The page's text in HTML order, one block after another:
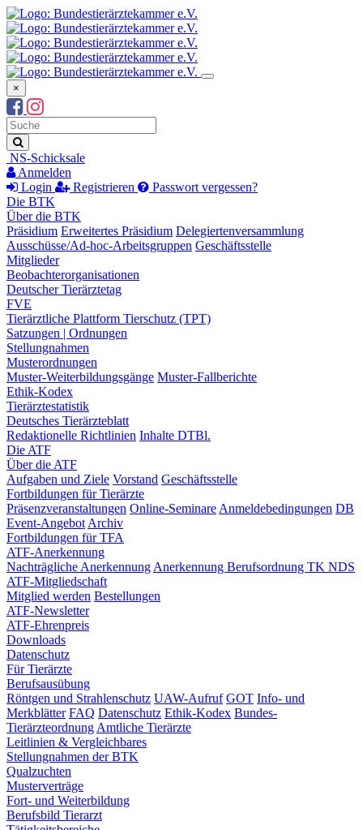
×
Suchbegriff
Suche
NS-Schicksale
Anmelden
Login
Registrieren
Passwort vergessen?
Die BTK
Über die BTK
Präsidium Erweitertes Präsidium Delegiertenversammlung
Ausschüsse/Ad-hoc-Arbeitsgruppen Geschäftsstelle
Mitglieder
Beobachterorganisationen
Deutscher Tierärztetag
FVE
Tierärztliche Plattform Tierschutz (TPT)
Satzungen | Ordnungen
Stellungnahmen
Musterordnungen
Muster-Weiterbildungsgänge Muster-Fallberichte
Ethik-Kodex
Tierärztestatistik
Deutsches Tierärzteblatt
Redaktionelle Richtlinien Inhalte DTBl.
Die ATF
Über die ATF
Aufgaben und Ziele Vorstand Geschäftsstelle
Fortbildungen für Tierärzte
Präsenzveranstaltungen Online-Seminare Anmeldebedingungen DB
Event-Angebot Archiv
Fortbildungen für TFA
ATF-Anerkennung
Nachträgliche Anerkennung Anerkennung Berufsordnung TK NDS
ATF-Mitgliedschaft
Mitglied werden Bestellungen
ATF-Newsletter
ATF-Ehrenpreis
Downloads
Datenschutz
Für Tierärzte
Berufsausübung
Röntgen und Strahlenschutz UAW-Aufruf GOT Info- und
Merkblätter FAQ Datenschutz Ethik-Kodex Bundes-
Tierärzteordnung Amtliche Tierärzte
Leitlinien & Vergleichbares
Stellungnahmen der BTK
Qualzuchten
Musterverträge
Fort- und Weiterbildung
Berufsbild Tierarzt